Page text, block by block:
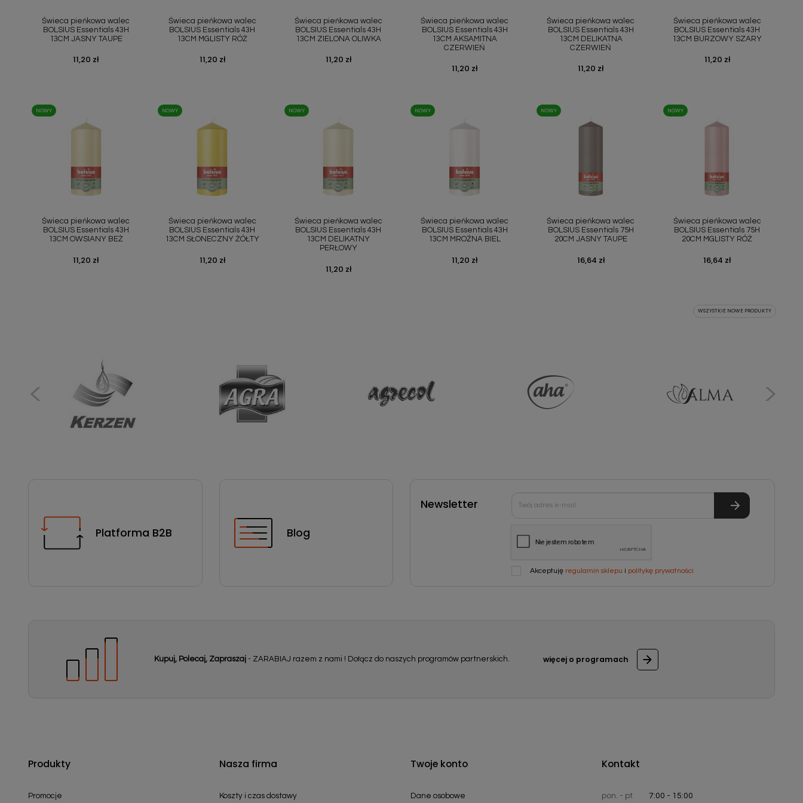
Świeca pieńkowa walec
BOLSIUS Essentials 43H
13CM JASNY TAUPE
Cena
11,20 zł
Świeca pieńkowa walec
BOLSIUS Essentials 43H
13CM MGLISTY RÓŻ
Cena
11,20 zł
Świeca pieńkowa walec
BOLSIUS Essentials 43H
13CM ZIELONA OLIWKA
Cena
11,20 zł
Świeca pieńkowa walec
BOLSIUS Essentials 43H
13CM AKSAMITNA
CZERWIEŃ
Cena
11,20 zł
Świeca pieńkowa walec
BOLSIUS Essentials 43H
13CM DELIKATNA
CZERWIEŃ
Cena
11,20 zł
Świeca pieńkowa walec
BOLSIUS Essentials 43H
13CM BURZOWY SZARY
Cena
11,20 zł
Świeca pieńkowa walec
BOLSIUS Essentials 43H
13CM OWSIANY BEŻ
Cena
11,20 zł
NOWY
Świeca pieńkowa walec
BOLSIUS Essentials 43H
13CM SŁONECZNY ŻÓŁTY
Cena
11,20 zł
NOWY
Świeca pieńkowa walec
BOLSIUS Essentials 43H
13CM DELIKATNY
PERŁOWY
Cena
11,20 zł
NOWY
Świeca pieńkowa walec
BOLSIUS Essentials 43H
13CM MROŹNA BIEL
Cena
11,20 zł
NOWY
Świeca pieńkowa walec
BOLSIUS Essentials 75H
20CM JASNY TAUPE
Cena
16,64 zł
NOWY
Świeca pieńkowa walec
BOLSIUS Essentials 75H
20CM MGLISTY RÓŻ
Cena
16,64 zł
NOWY
WSZYSTKIE NOWE PRODUKTY
Platforma B2B Blog
Newsletter
Akceptuję regulamin sklepu i politykę prywatności
Kupuj, Polecaj, Zapraszaj - ZARABIAJ razem z nami ! Dołącz do naszych programów partnerskich. więcej o programach
Produkty
Promocje
Nasza firma
Koszty i czas dostawy
Twoje konto
Dane osobowe
Kontakt
pon. - pt. 7:00 - 15:00